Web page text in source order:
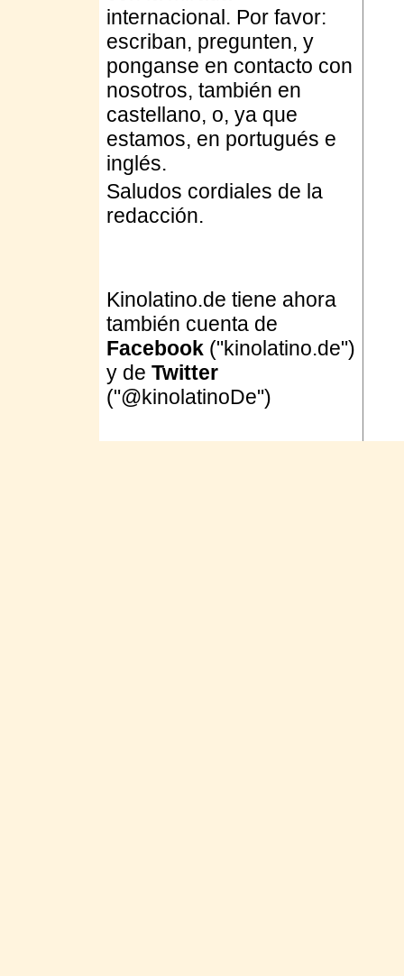
internacional. Por favor:
escriban, pregunten, y
ponganse en contacto con
nosotros, también en
castellano, o, ya que
estamos, en portugués e
inglés.
Saludos cordiales de la
redacción.
Kinolatino.de tiene ahora
también cuenta de
Facebook ("kinolatino.de")
y de Twitter
("@kinolatinoDe")